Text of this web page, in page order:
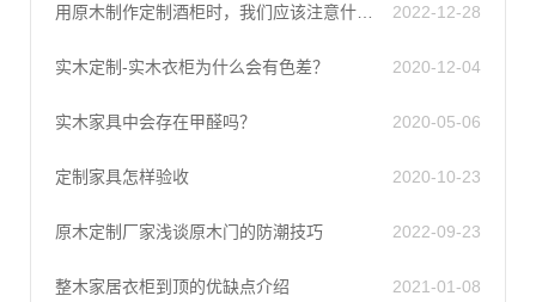
2022-12-28
实木定制-实木衣柜为什么会有色差？ 2020-12-04
实木家具中会存在甲醛吗？ 2020-05-06
定制家具怎样验收 2020-10-23
原木定制厂家浅谈原木门的防潮技巧 2022-09-23
整木家居衣柜到顶的优缺点介绍 2021-01-08